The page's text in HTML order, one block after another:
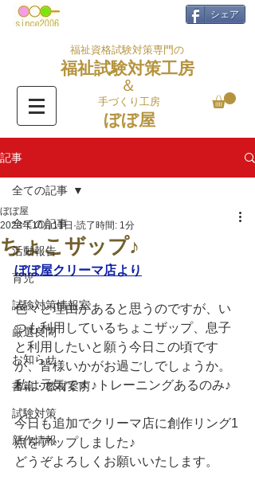
シェア
福祉資格試験対策専門の
福祉試験対策工房
＆
手づくり工房
ぼぼ屋
記事
全ての記事
活動報告
育児
試験対策情報室
厳選良問
お知らせ
書籍・教材案内
試験対策
新作情報
全ての記事
ちょこザップ♪
ぼぼ屋
2023年10月11日 読了時間: 1分
ぼぼ屋クリーマ店より
色々と理由があると思うのですが、い
つも利用しているちょこザップ、息子
と利用したいと願う今日この頃です
が、皆様いかがお過ごしでしょうか。
私は元気です♪トレーニングあるのみ♪
今日も追加でクリーマ店に創作リング1
点をアップしました♪
どうぞよろしくお願いいたします。